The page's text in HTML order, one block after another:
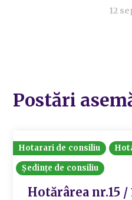
12
Postări
Hotarari de consiliu
Ședințe de consiliu
Hotărârea nr.15 /